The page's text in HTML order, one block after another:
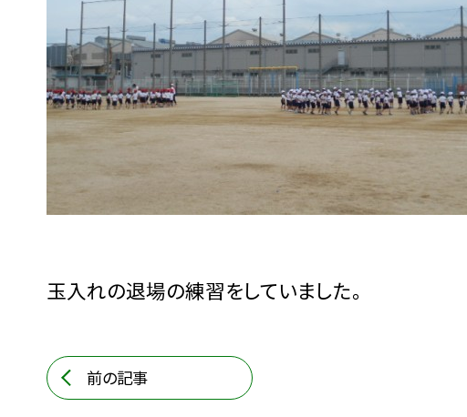
玉入れの退場の練習をしていました。
前の記事